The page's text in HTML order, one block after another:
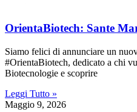
OrientaBiotech: Sante
Siamo felici di annunciare un
#OrientaBiotech, dedicato a chi
Biotecnologie e scoprire
Leggi Tutto »
Maggio 9, 2026